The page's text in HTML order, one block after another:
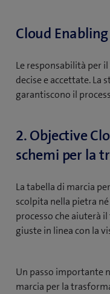
Cloud
Le responsabilità per
decise e accettate.
garantiscono il
2. Objective
schemi per la
La tabella di marcia
scolpita nella pietra
processo che aiuterà
giuste in linea con la
Un passo importante
marcia per la